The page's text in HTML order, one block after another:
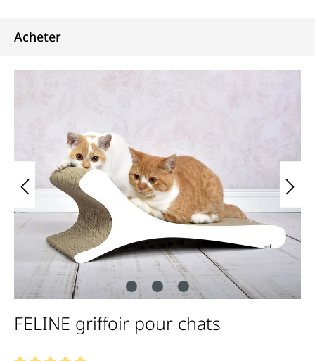
Acheter
Bildergalerie überspringen
FELINE griffoir pour chats